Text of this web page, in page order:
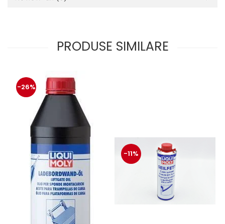
PRODUSE SIMILARE
-26%
-11%